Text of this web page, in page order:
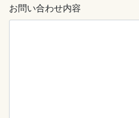
お問い合わせ内容